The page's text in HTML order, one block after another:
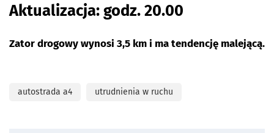
Aktualizacja: godz. 20.00
Zator drogowy wynosi 3,5 km i ma tendencję malejącą.
autostrada a4 utrudnienia w ruchu